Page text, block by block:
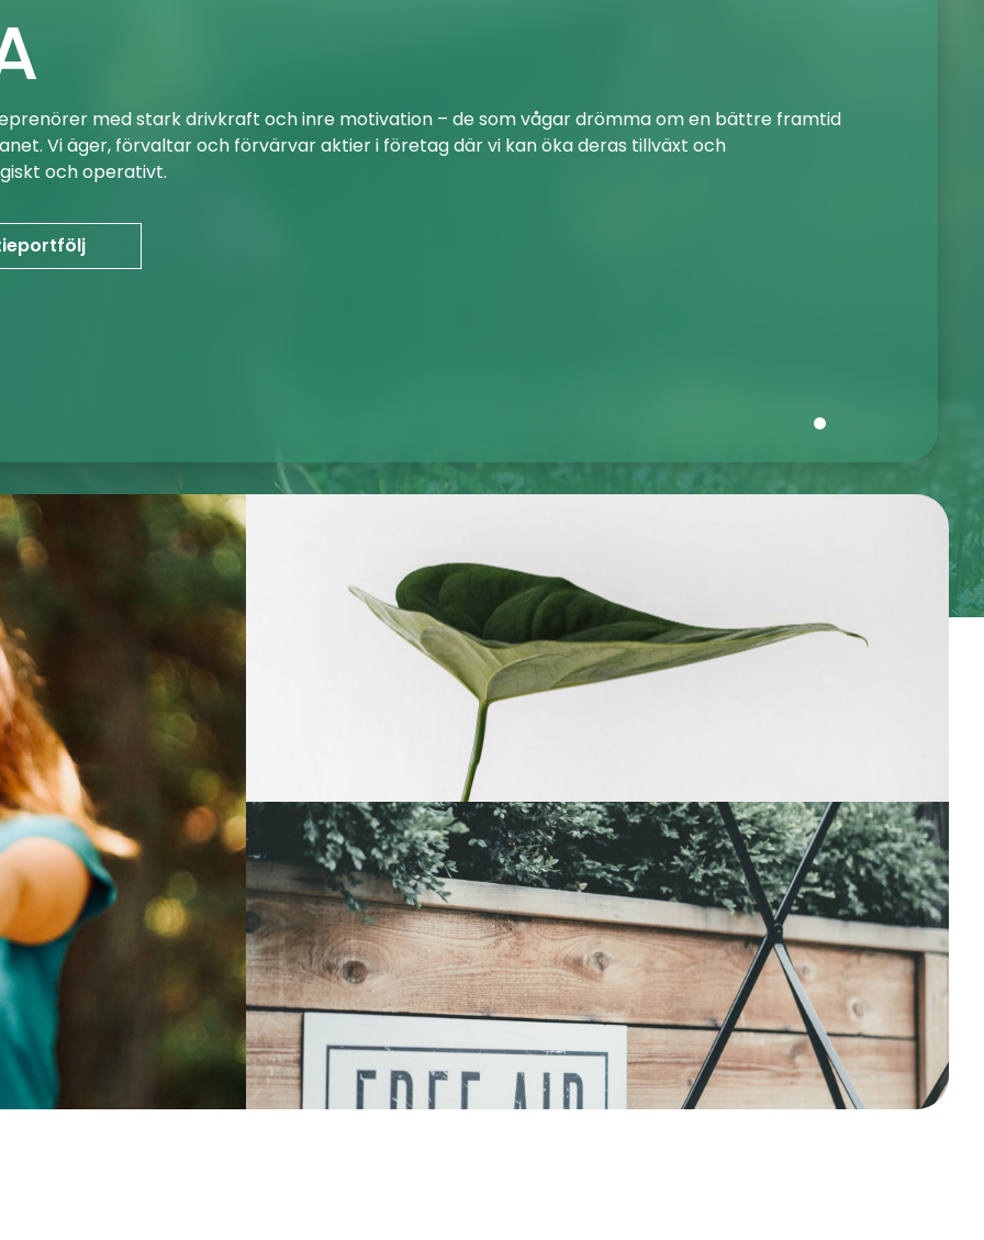
med stark drivkraft och inre motivation – de som vågar drömma om en bättre framtid
Vi äger, förvaltar och förvärvar aktier i företag där vi kan öka deras tillväxt och
och operativt.